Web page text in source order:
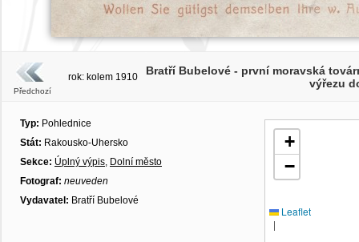
Předchozí
rok: kolem 1910
Bratří Bubelové - první moravská
výřezu
Typ: Pohlednice
Stát: Rakousko-Uhersko
Sekce: Úplný výpis, Dolní město
Fotograf: neuveden
Vydavatel: Bratří Bubelové
+
−
Leaflet
|